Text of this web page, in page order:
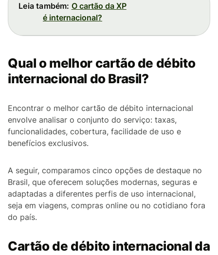
Leia também: O cartão da XP
é internacional?
Qual o melhor cartão de débito
internacional do Brasil?
Encontrar o melhor cartão de débito internacional
envolve analisar o conjunto do serviço: taxas,
funcionalidades, cobertura, facilidade de uso e
benefícios exclusivos.
A seguir, comparamos cinco opções de destaque no
Brasil, que oferecem soluções modernas, seguras e
adaptadas a diferentes perfis de uso internacional,
seja em viagens, compras online ou no cotidiano fora
do país.
Cartão de débito internacional da